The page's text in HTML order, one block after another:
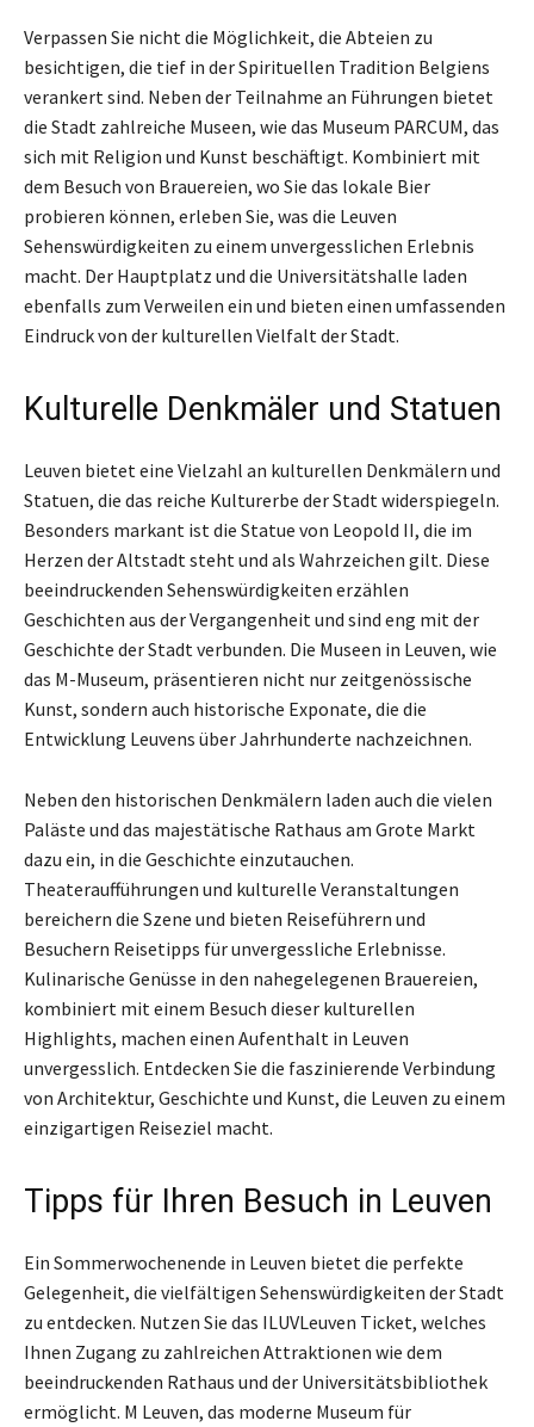
Verpassen Sie nicht die Möglichkeit, die Abteien zu
besichtigen, die tief in der Spirituellen Tradition Belgiens
verankert sind. Neben der Teilnahme an Führungen bietet
die Stadt zahlreiche Museen, wie das Museum PARCUM, das
sich mit Religion und Kunst beschäftigt. Kombiniert mit
dem Besuch von Brauereien, wo Sie das lokale Bier
probieren können, erleben Sie, was die Leuven
Sehenswürdigkeiten zu einem unvergesslichen Erlebnis
macht. Der Hauptplatz und die Universitätshalle laden
ebenfalls zum Verweilen ein und bieten einen umfassenden
Eindruck von der kulturellen Vielfalt der Stadt.
Kulturelle Denkmäler und Statuen
Leuven bietet eine Vielzahl an kulturellen Denkmälern und
Statuen, die das reiche Kulturerbe der Stadt widerspiegeln.
Besonders markant ist die Statue von Leopold II, die im
Herzen der Altstadt steht und als Wahrzeichen gilt. Diese
beeindruckenden Sehenswürdigkeiten erzählen
Geschichten aus der Vergangenheit und sind eng mit der
Geschichte der Stadt verbunden. Die Museen in Leuven, wie
das M-Museum, präsentieren nicht nur zeitgenössische
Kunst, sondern auch historische Exponate, die die
Entwicklung Leuvens über Jahrhunderte nachzeichnen.
Neben den historischen Denkmälern laden auch die vielen
Paläste und das majestätische Rathaus am Grote Markt
dazu ein, in die Geschichte einzutauchen.
Theateraufführungen und kulturelle Veranstaltungen
bereichern die Szene und bieten Reiseführern und
Besuchern Reisetipps für unvergessliche Erlebnisse.
Kulinarische Genüsse in den nahegelegenen Brauereien,
kombiniert mit einem Besuch dieser kulturellen
Highlights, machen einen Aufenthalt in Leuven
unvergesslich. Entdecken Sie die faszinierende Verbindung
von Architektur, Geschichte und Kunst, die Leuven zu einem
einzigartigen Reiseziel macht.
Tipps für Ihren Besuch in Leuven
Ein Sommerwochenende in Leuven bietet die perfekte
Gelegenheit, die vielfältigen Sehenswürdigkeiten der Stadt
zu entdecken. Nutzen Sie das ILUVLeuven Ticket, welches
Ihnen Zugang zu zahlreichen Attraktionen wie dem
beeindruckenden Rathaus und der Universitätsbibliothek
ermöglicht. M Leuven, das moderne Museum für